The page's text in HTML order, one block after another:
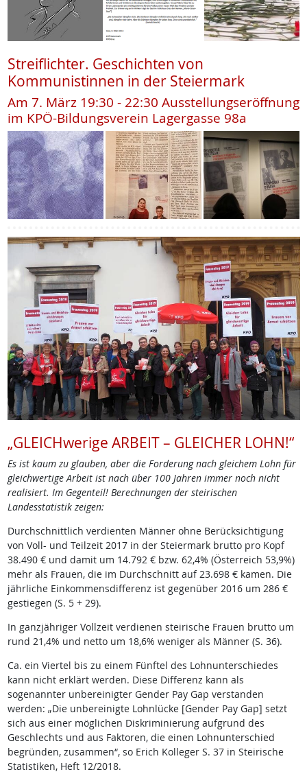
Streiflichter. Geschichten von
Kommunistinnen in der Steiermark
Am 7. März 19:30 - 22:30 Ausstellungseröffnung
im KPÖ-Bildungsverein Lagergasse 98a
„GLEICHwerige ARBEIT – GLEICHER LOHN!“
Es ist kaum zu glauben, aber die Forderung nach gleichem Lohn für
gleichwertige Arbeit ist nach über 100 Jahren immer noch nicht
realisiert. Im Gegenteil! Berechnungen der steirischen
Landesstatistik zeigen:
Durchschnittlich verdienten Männer ohne Berücksichtigung
von Voll- und Teilzeit 2017 in der Steiermark brutto pro Kopf
38.490 € und damit um 14.792 € bzw. 62,4% (Österreich 53,9%)
mehr als Frauen, die im Durchschnitt auf 23.698 € kamen. Die
jährliche Einkommensdifferenz ist gegenüber 2016 um 286 €
gestiegen (S. 5 + 29).
In ganzjähriger Vollzeit verdienen steirische Frauen brutto um
rund 21,4% und netto um 18,6% weniger als Männer (S. 36).
Ca. ein Viertel bis zu einem Fünftel des Lohnunterschiedes
kann nicht erklärt werden. Diese Differenz kann als
sogenannter unbereinigter Gender Pay Gap verstanden
werden: „Die unbereinigte Lohnlücke [Gender Pay Gap] setzt
sich aus einer möglichen Diskriminierung aufgrund des
Geschlechts und aus Faktoren, die einen Lohnunterschied
begründen, zusammen“, so Erich Kolleger S. 37 in Steirische
Statistiken, Heft 12/2018.